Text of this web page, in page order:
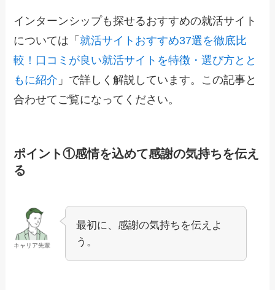
インターンシップも探せるおすすめの就活サイト
については「 就活サイトおすすめ37選を徹底比
較！口コミが良い就活サイトを特徴・選び方とと
もに紹介 」で詳しく解説しています。この記事と
合わせてご覧になってください。
ポイント①感情を込めて感謝の気持ちを伝え
る
キャリア先輩
最初に、感謝の気持ちを伝えよ
う。